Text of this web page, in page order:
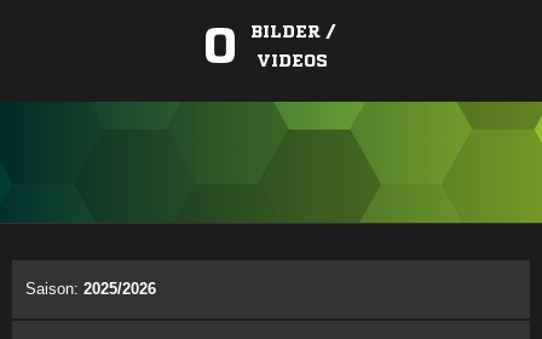
0
BILDER /
VIDEOS
Saison: 2025/2026